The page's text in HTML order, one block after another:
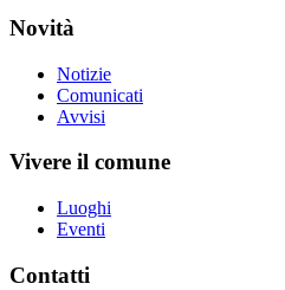
Novità
Notizie
Comunicati
Avvisi
Vivere il comune
Luoghi
Eventi
Contatti